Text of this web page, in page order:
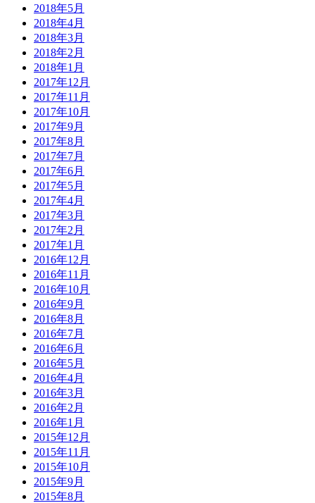
2018年5月
2018年4月
2018年3月
2018年2月
2018年1月
2017年12月
2017年11月
2017年10月
2017年9月
2017年8月
2017年7月
2017年6月
2017年5月
2017年4月
2017年3月
2017年2月
2017年1月
2016年12月
2016年11月
2016年10月
2016年9月
2016年8月
2016年7月
2016年6月
2016年5月
2016年4月
2016年3月
2016年2月
2016年1月
2015年12月
2015年11月
2015年10月
2015年9月
2015年8月